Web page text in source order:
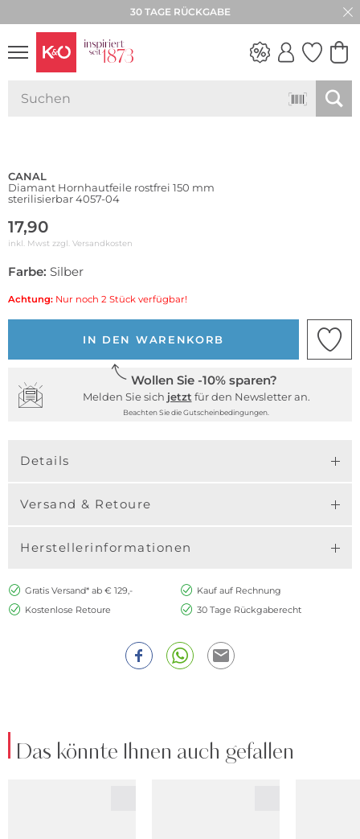
30 TAGE RÜCKGABE
CANAL
Diamant Hornhautfeile rostfrei 150 mm
sterilisierbar 4057-04
17,90
inkl. Mwst zzgl. Versandkosten
Farbe: Silber
Achtung: Nur noch 2 Stück verfügbar!
IN DEN WARENKORB
Wollen Sie -10% sparen?
Melden Sie sich jetzt für den Newsletter an.
Beachten Sie die Gutscheinbedingungen.
Details
Versand & Retoure
Herstellerinformationen
Gratis Versand* ab € 129,-
Kauf auf Rechnung
Kostenlose Retoure
30 Tage Rückgaberecht
Das könnte Ihnen auch gefallen